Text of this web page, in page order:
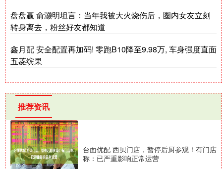
盘盘赢 俞灏明坦言：当年我被大火烧伤后，圈内女友立刻
转身离去，粉丝好友都知道
鑫月配 安全配置再加码! 零跑B10降至9.98万, 车身强度直面
五菱缤果
推荐资讯
台面优配 西贝门店，暂停后厨参观！有门店
称：已严重影响正常运营